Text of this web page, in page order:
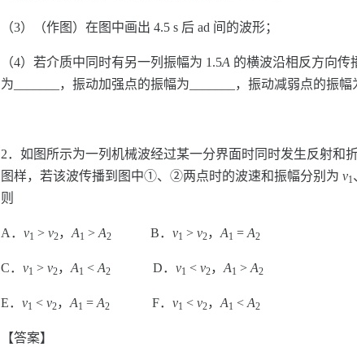
（3）（作图）在图中画出 4.5 s 后 ad 间的波形；
（4）若介质中同时有另一列振幅为 1.5A 的横波沿相反方向传
为_______，振动加强点的振幅为_______，振动减弱点的振幅
2．如图所示为一列机械波经过某一分界面时同时发生反射和
图样，若该波传播到图中①、②两点时的波速和振幅分别为 v1
则
A． v1 > v2， A1 > A2 B． v1 > v2， A1 = A2
C． v1 > v2， A1 < A2 D． v1 < v2， A1 > A2
E． v1 < v2， A1 = A2 F． v1 < v2， A1 < A2
【答案】